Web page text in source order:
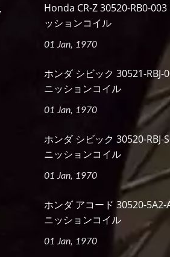
Honda CR-Z 30520-RB0-
ッションコイル
01 Jan, 1970
ホンダ シビック 30521-RBJ-
ニッションコイル
01 Jan, 1970
ホンダ シビック 30520-RBJ-
ニッションコイル
01 Jan, 1970
ホンダ アコード 30520-5A2-
ニッションコイル
01 Jan, 1970